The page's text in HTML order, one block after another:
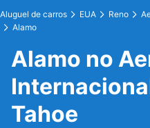
Aluguel de carros EUA Reno
Alamo
Alamo no
Tahoe